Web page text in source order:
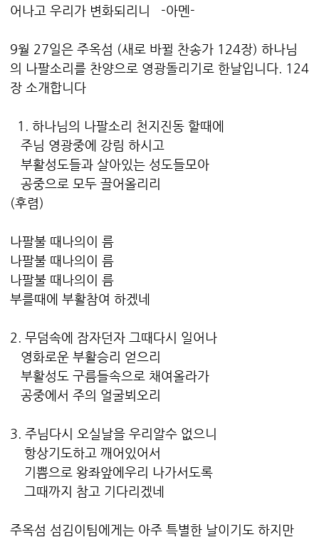
어나고 우리가 변화되리니 -아멘-
9월 27일은 주옥섬 (새로 바뀔 찬송가 124장) 하나님
의 나팔소리를 찬양으로 영광돌리기로 한날입니다. 124
장 소개합니다
1. 하나님의 나팔소리 천지진동 할때에
주님 영광중에 강림 하시고
부활성도들과 살아있는 성도들모아
공중으로 모두 끌어올리리
(후렴)
나팔불 때나의이 름
나팔불 때나의이 름
나팔불 때나의이 름
부를때에 부활참여 하겠네
2. 무덤속에 잠자던자 그때다시 일어나
영화로운 부활승리 얻으리
부활성도 구름들속으로 채여올라가
공중에서 주의 얼굴뵈오리
3. 주님다시 오실날을 우리알수 없으니
항상기도하고 깨어있어서
기쁨으로 왕좌앞에우리 나가서도록
그때까지 참고 기다리겠네
주옥섬 섬김이팀에게는 아주 특별한 날이기도 하지만